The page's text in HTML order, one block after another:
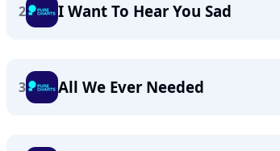
2 I Want To Hear You Sad
3 All We Ever Needed